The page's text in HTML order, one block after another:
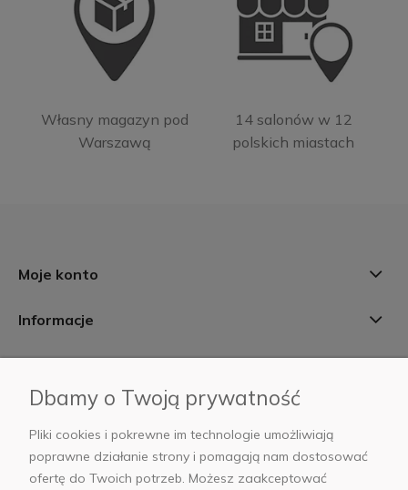
Własny magazyn pod
Warszawą
14 salonów w 12
polskich miastach
Moje konto
Informacje
AB Foto
Dbamy o Twoją prywatność
Pliki cookies i pokrewne im technologie umożliwiają
poprawne działanie strony i pomagają nam dostosować
ofertę do Twoich potrzeb. Możesz zaakceptować